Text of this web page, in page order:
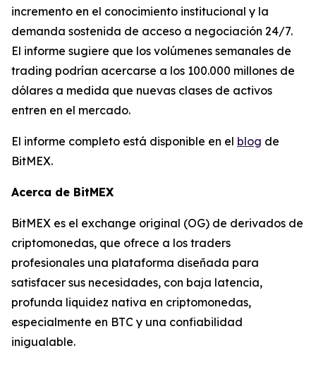
incremento en el conocimiento institucional y la
demanda sostenida de acceso a negociación 24/7.
El informe sugiere que los volúmenes semanales de
trading podrían acercarse a los 100.000 millones de
dólares a medida que nuevas clases de activos
entren en el mercado.
El informe completo está disponible en el blog de
BitMEX.
Acerca de BitMEX
BitMEX es el exchange original (OG) de derivados de
criptomonedas, que ofrece a los traders
profesionales una plataforma diseñada para
satisfacer sus necesidades, con baja latencia,
profunda liquidez nativa en criptomonedas,
especialmente en BTC y una confiabilidad
inigualable.